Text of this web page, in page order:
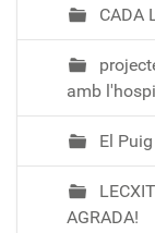
CADA
amb
El
AGRADA!